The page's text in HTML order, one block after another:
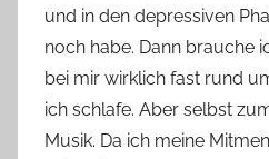
und in den depressiven
noch habe. Dann brauche
bei mir wirklich fast rund
ich schlafe. Aber selbst
Musik. Da ich meine